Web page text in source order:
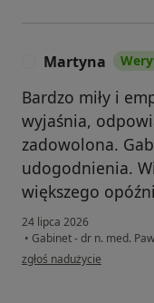
Martyna
Bardzo miły i
wyjaśnia,
zadowolona.
udogodnienia.
większego
24 lipca 2026
• Gabinet - dr n. med.
w opinii użytkownika
zgłoś nadużycie